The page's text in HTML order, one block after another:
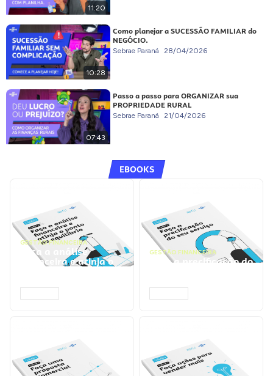
11:20
10:28
Como planejar a SUCESSÃO FAMILIAR do
NEGÓCIO.
Sebrae Paraná 28/04/2026
07:43
Passo a passo para ORGANIZAR sua
PROPRIEDADE RURAL
Sebrae Paraná 21/04/2026
EBOOKS
GESTÃO FINANCEIRA
Faça a análise
financeira e atinja o
GESTÃO FINANCEIRA
Faça a precificação do